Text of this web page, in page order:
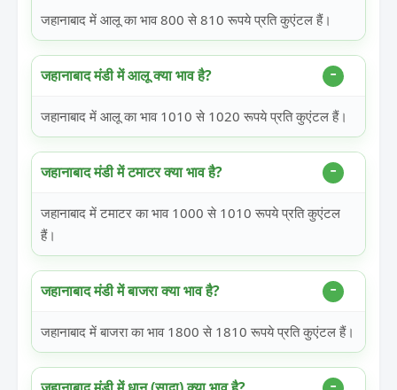
जहानाबाद में आलू का भाव 800 से 810 रूपये प्रति कुएंटल हैं।
जहानाबाद मंडी में आलू क्या भाव है?
जहानाबाद में आलू का भाव 1010 से 1020 रूपये प्रति कुएंटल हैं।
जहानाबाद मंडी में टमाटर क्या भाव है?
जहानाबाद में टमाटर का भाव 1000 से 1010 रूपये प्रति कुएंटल
हैं।
जहानाबाद मंडी में बाजरा क्या भाव है?
जहानाबाद में बाजरा का भाव 1800 से 1810 रूपये प्रति कुएंटल हैं।